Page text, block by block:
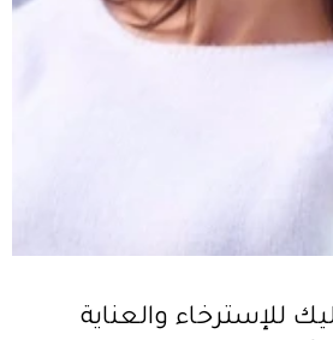
للإسترخاء والعناية